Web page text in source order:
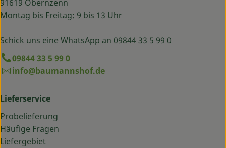
91619 Obernzenn
Montag bis Freitag: 9 bis 13 Uhr
Schick uns eine WhatsApp an 09844 33 5 99 0
09844 33 5 99 0
info@baumannshof.de
Lieferservice
Probelieferung
Häufige Fragen
Liefergebiet